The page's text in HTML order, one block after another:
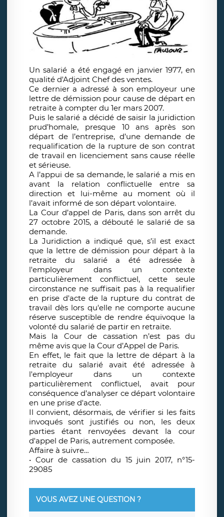
Un salarié a été engagé en janvier 1977, en
qualité d'Adjoint Chef des ventes.
Ce dernier a adressé à son employeur une
lettre de démission pour cause de départ en
retraite à compter du 1er mars 2007.
Puis le salarié a décidé de saisir la juridiction
prud’homale, presque 10 ans après son
départ de l’entreprise, d’une demande de
requalification de la rupture de son contrat
de travail en licenciement sans cause réelle
et sérieuse.
A l’appui de sa demande, le salarié a mis en
avant la relation conflictuelle entre sa
direction et lui-même au moment où il
l’avait informé de son départ volontaire.
La Cour d’appel de Paris, dans son arrêt du
27 octobre 2015, a débouté le salarié de sa
demande.
La Juridiction a indiqué que, s’il est exact
que la lettre de démission pour départ à la
retraite du salarié a été adressée à
l'employeur dans un contexte
particulièrement conflictuel, cette seule
circonstance ne suffisait pas à la requalifier
en prise d'acte de la rupture du contrat de
travail dès lors qu'elle ne comporte aucune
réserve susceptible de rendre équivoque la
volonté du salarié de partir en retraite.
Mais la Cour de cassation n’est pas du
même avis que la Cour d’Appel de Paris.
En effet, le fait que la lettre de départ à la
retraite du salarié avait été adressée à
l'employeur dans un contexte
particulièrement conflictuel, avait pour
conséquence d’analyser ce départ volontaire
en une prise d'acte.
Il convient, désormais, de vérifier si les faits
invoqués sont justifiés ou non, les deux
parties étant renvoyées devant la cour
d'appel de Paris, autrement composée.
Affaire à suivre…
• Cour de cassation du 15 juin 2017, n°15-
29085
VOUS AVEZ UNE QUESTION ?